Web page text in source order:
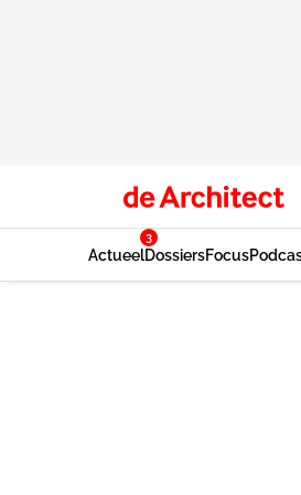
Actueel
3
DossiersFocus